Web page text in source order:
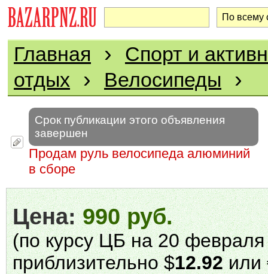
Главная › Спорт и
отдых › Велосипеды ›
Срок публикации этого объявления
завершен
Продам руль велосипеда алюминий
в сборе
Цена:990 руб.
(по курсу ЦБ на 20 февраля
приблизительно $12.92или